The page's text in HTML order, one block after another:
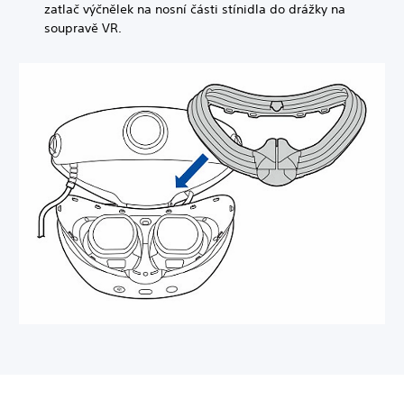
zatlač výčnělek na nosní části stínidla do drážky na
soupravě VR.